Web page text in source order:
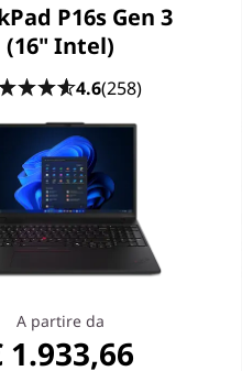
IPS offre
di calibrazione del
maggiore accuratezza
precisa e una
3 rivoluziona la
contemporaneamente
dati ad alte prestazioni
P16s Gen 3
(16" Intel)
4.6(258)
A partire da
1.933,66